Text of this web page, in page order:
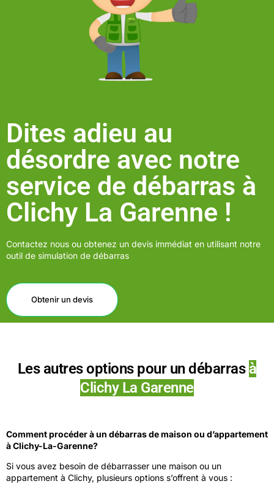
Dites adieu au
désordre avec notre
service de débarras à
Clichy La Garenne !
Contactez nous ou obtenez un devis immédiat en utilisant notre
outil de simulation de débarras
Obtenir un devis
Les autres options pour un débarras à
Clichy La Garenne
Comment procéder à un débarras de maison ou d’appartement
à Clichy-La-Garenne?
Si vous avez besoin de débarrasser une maison ou un
appartement à Clichy, plusieurs options s’offrent à vous :